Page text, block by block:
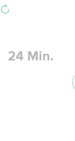
24 Min.